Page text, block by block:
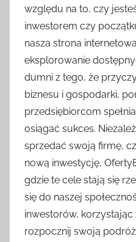
względu na to, czy
inwestorem czy
nasza strona
eksplorowanie
dumni z tego, że
biznesu i gospodarki,
przedsiębiorcom
osiągać sukces.
sprzedać swoją firmę,
nową inwestycję,
gdzie te cele stają się
się do naszej
inwestorów, korzystając
rozpocznij swoją